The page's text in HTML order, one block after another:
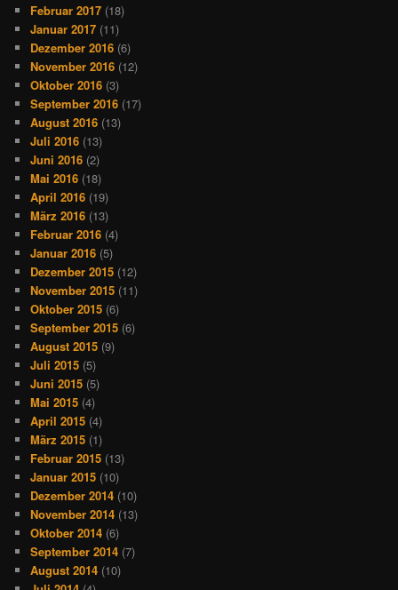
Februar 2017 (18)
Januar 2017 (11)
Dezember 2016 (6)
November 2016 (12)
Oktober 2016 (3)
September 2016 (17)
August 2016 (13)
Juli 2016 (13)
Juni 2016 (2)
Mai 2016 (18)
April 2016 (19)
März 2016 (13)
Februar 2016 (4)
Januar 2016 (5)
Dezember 2015 (12)
November 2015 (11)
Oktober 2015 (6)
September 2015 (6)
August 2015 (9)
Juli 2015 (5)
Juni 2015 (5)
Mai 2015 (4)
April 2015 (4)
März 2015 (1)
Februar 2015 (13)
Januar 2015 (10)
Dezember 2014 (10)
November 2014 (13)
Oktober 2014 (6)
September 2014 (7)
August 2014 (10)